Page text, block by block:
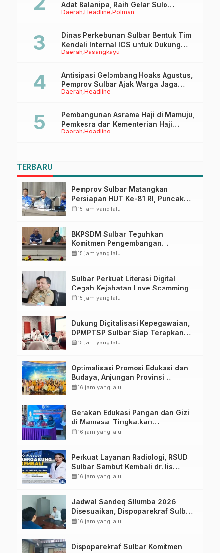
Daerah Headline Polman
Adat Balanipa, Raih Gelar Sulo
Tappidena
Daerah Pasangkayu
Dinas Perkebunan Sulbar Bentuk Tim
Kendali Internal ICS untuk Dukung
Sertifikasi ISPO Pekebun di
Daerah Headline
Antisipasi Gelombang Hoaks Agustus,
Pemprov Sulbar Ajak Warga Jaga
Ruang Digital
Daerah Headline
Pembangunan Asrama Haji di Mamuju,
Pemkesra dan Kementerian Haji
Sulbar Tinjau Lokasi
TERBARU
Pemprov Sulbar Matangkan
Persiapan HUT Ke-81 RI, Puncak
Upacara di Lapangan Ahmad
calendar_month15 jam yang lalu
BKPSDM Sulbar Teguhkan
Komitmen Pengembangan
Kompetensi ASN melalui
calendar_month15 jam yang lalu
Sulbar Perkuat Literasi Digital
Cegah Kejahatan Love Scamming
calendar_month15 jam yang lalu
Dukung Digitalisasi Kepegawaian,
DPMPTSP Sulbar Siap Terapkan
Aplikasi FLEKSI ASN
calendar_month15 jam yang lalu
Optimalisasi Promosi Edukasi dan
Budaya, Anjungan Provinsi
Sulawesi Barat Perkuat Kolaborasi
calendar_month16 jam yang lalu
Gerakan Edukasi Pangan dan Gizi
di Mamasa: Tingkatkan
Pengetahuan dan Keterampilan
calendar_month16 jam yang lalu
Perkuat Layanan Radiologi, RSUD
Sulbar Sambut Kembali dr. Iis
Imelda, Sp.Rad
calendar_month16 jam yang lalu
Jadwal Sandeq Silumba 2026
Disesuaikan, Dispoparekraf Sulbar
Pastikan Persiapan Tetap
calendar_month16 jam yang lalu
Dispoparekraf Sulbar Komitmen